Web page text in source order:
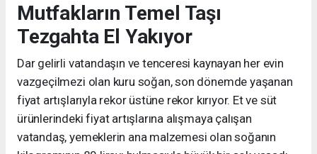
Mutfakların Temel Taşı
Tezgahta El Yakıyor
Dar gelirli vatandaşın ve tenceresi kaynayan her evin
vazgeçilmezi olan kuru soğan, son dönemde yaşanan
fiyat artışlarıyla rekor üstüne rekor kırıyor. Et ve süt
ürünlerindeki fiyat artışlarına alışmaya çalışan
vatandaş, yemeklerin ana malzemesi olan soğanın